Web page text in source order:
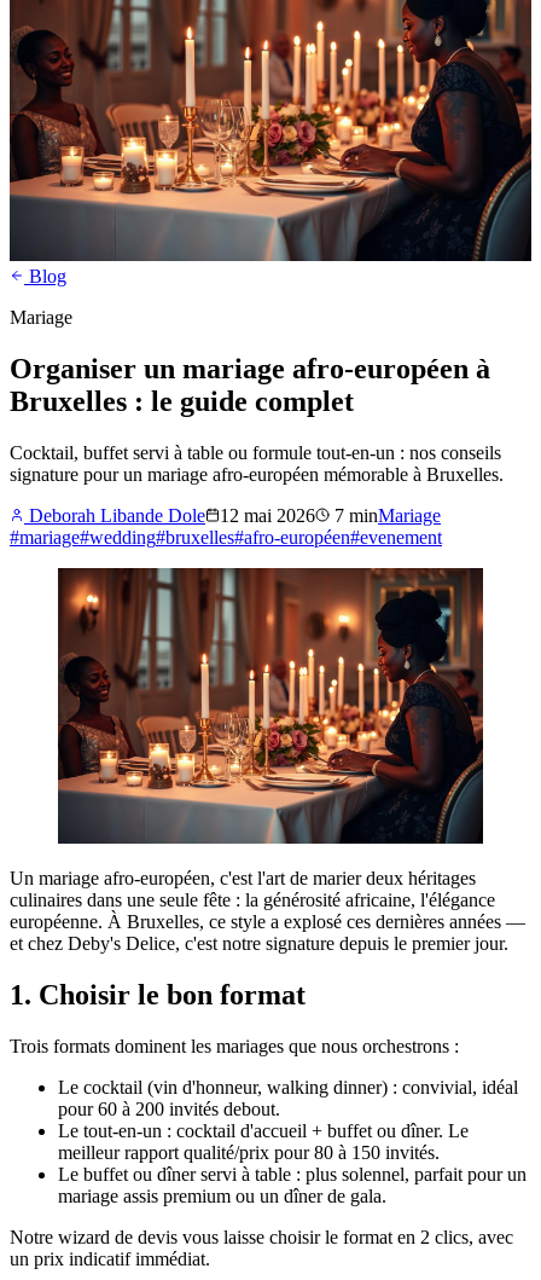
Blog
Mariage
Organiser un mariage afro-européen à
Bruxelles : le guide complet
Cocktail, buffet servi à table ou formule tout-en-un : nos conseils
signature pour un mariage afro-européen mémorable à Bruxelles.
Deborah Libande Dole
12 mai 2026 7 minMariage
#mariage#wedding#bruxelles#afro-européen#evenement
Un mariage afro-européen, c'est l'art de marier deux héritages
culinaires dans une seule fête : la générosité africaine, l'élégance
européenne. À Bruxelles, ce style a explosé ces dernières années —
et chez Deby's Delice, c'est notre signature depuis le premier jour.
1. Choisir le bon format
Trois formats dominent les mariages que nous orchestrons :
Le cocktail (vin d'honneur, walking dinner) : convivial, idéal
pour 60 à 200 invités debout.
Le tout-en-un : cocktail d'accueil + buffet ou dîner. Le
meilleur rapport qualité/prix pour 80 à 150 invités.
Le buffet ou dîner servi à table : plus solennel, parfait pour un
mariage assis premium ou un dîner de gala.
Notre wizard de devis vous laisse choisir le format en 2 clics, avec
un prix indicatif immédiat.